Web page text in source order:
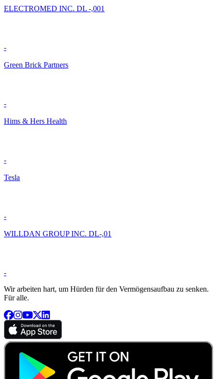
ELECTROMED INC. DL -,001
-
Green Brick Partners
-
Hims & Hers Health
-
Tesla
-
WILLDAN GROUP INC. DL-,01
-
Wir arbeiten hart, um Hürden für den Vermögensaufbau zu senken.
Für alle.